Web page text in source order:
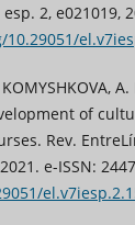
2, e021019,
of
Rev.
e-ISSN: